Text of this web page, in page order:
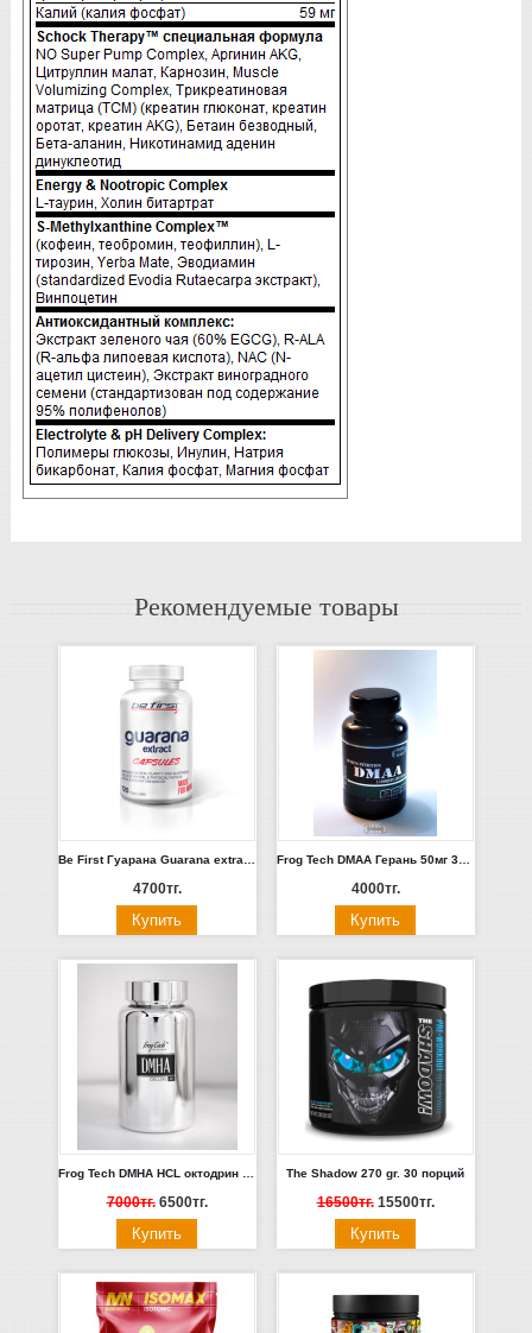
Рекомендуемые товары
4700тг.
Frog Tech DMAA Герань 50мг 30 капсул. Россия
4000тг.
7000тг. 6500тг.
The Shadow 270 gr. 30 порций
16500тг. 15500тг.